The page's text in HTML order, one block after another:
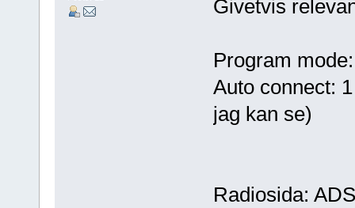
Givetvis
Program
Auto connect:
jag kan se)
Radiosida: